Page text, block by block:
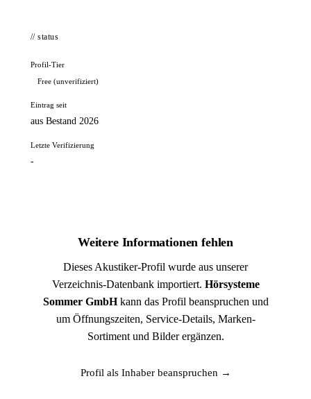
// status
Profil-Tier
Free (unverifiziert)
Eintrag seit
aus Bestand 2026
Letzte Verifizierung
-
Weitere Informationen fehlen
Dieses Akustiker-Profil wurde aus unserer
Verzeichnis-Datenbank importiert. Hörsysteme
Sommer GmbHkann das Profil beanspruchen und
um Öffnungszeiten, Service-Details, Marken-
Sortiment und Bilder ergänzen.
Profil als Inhaber beanspruchen →